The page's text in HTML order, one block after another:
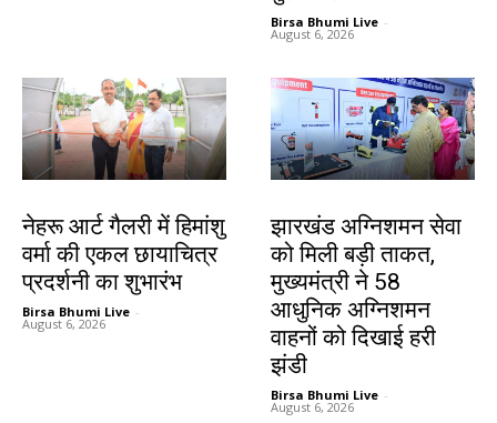
Birsa Bhumi Live -
August 6, 2026
नेहरू आर्ट गैलरी में हिमांशु
वर्मा की एकल छायाचित्र
प्रदर्शनी का शुभारंभ
Birsa Bhumi Live -
August 6, 2026
झारखंड अग्निशमन सेवा
को मिली बड़ी ताकत,
मुख्यमंत्री ने 58
आधुनिक अग्निशमन
वाहनों को दिखाई हरी
झंडी
Birsa Bhumi Live -
August 6, 2026